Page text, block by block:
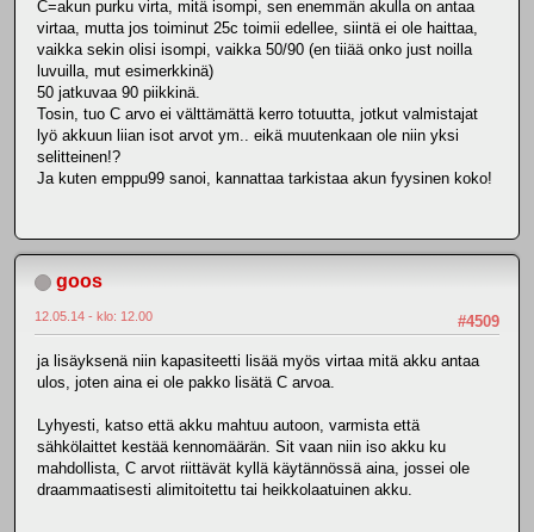
C=akun purku virta, mitä isompi, sen enemmän akulla on antaa
virtaa, mutta jos toiminut 25c toimii edellee, siintä ei ole haittaa,
vaikka sekin olisi isompi, vaikka 50/90 (en tiiää onko just noilla
luvuilla, mut esimerkkinä)
50 jatkuvaa 90 piikkinä.
Tosin, tuo C arvo ei välttämättä kerro totuutta, jotkut valmistajat
lyö akkuun liian isot arvot ym.. eikä muutenkaan ole niin yksi
selitteinen!?
Ja kuten emppu99 sanoi, kannattaa tarkistaa akun fyysinen koko!
goos
#4509
12.05.14 - klo: 12.00
ja lisäyksenä niin kapasiteetti lisää myös virtaa mitä akku antaa
ulos, joten aina ei ole pakko lisätä C arvoa.
Lyhyesti, katso että akku mahtuu autoon, varmista että
sähkölaittet kestää kennomäärän. Sit vaan niin iso akku ku
mahdollista, C arvot riittävät kyllä käytännössä aina, jossei ole
draammaatisesti alimitoitettu tai heikkolaatuinen akku.